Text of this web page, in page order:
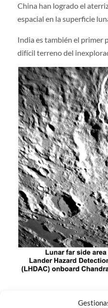
China han logrado el
espacial en la superficie
India es también el primer
difícil terreno del